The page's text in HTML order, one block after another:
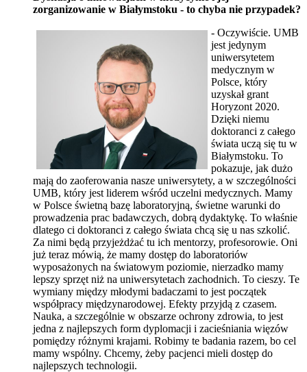
zorganizowanie w Białymstoku - to chyba nie przypadek?
- Oczywiście. UMB
jest jedynym
uniwersytetem
medycznym w
Polsce, który
uzyskał grant
Horyzont 2020.
Dzięki niemu
doktoranci z całego
świata uczą się tu w
Białymstoku. To
pokazuje, jak dużo
mają do zaoferowania nasze uniwersytety, a w szczególności
UMB, który jest liderem wśród uczelni medycznych. Mamy
w Polsce świetną bazę laboratoryjną, świetne warunki do
prowadzenia prac badawczych, dobrą dydaktykę. To właśnie
dlatego ci doktoranci z całego świata chcą się u nas szkolić.
Za nimi będą przyjeżdżać tu ich mentorzy, profesorowie. Oni
już teraz mówią, że mamy dostęp do laboratoriów
wyposażonych na światowym poziomie, nierzadko mamy
lepszy sprzęt niż na uniwersytetach zachodnich. To cieszy. Te
wymiany między młodymi badaczami to jest początek
współpracy międzynarodowej. Efekty przyjdą z czasem.
Nauka, a szczególnie w obszarze ochrony zdrowia, to jest
jedna z najlepszych form dyplomacji i zacieśniania więzów
pomiędzy różnymi krajami. Robimy te badania razem, bo cel
mamy wspólny. Chcemy, żeby pacjenci mieli dostęp do
najlepszych technologii.